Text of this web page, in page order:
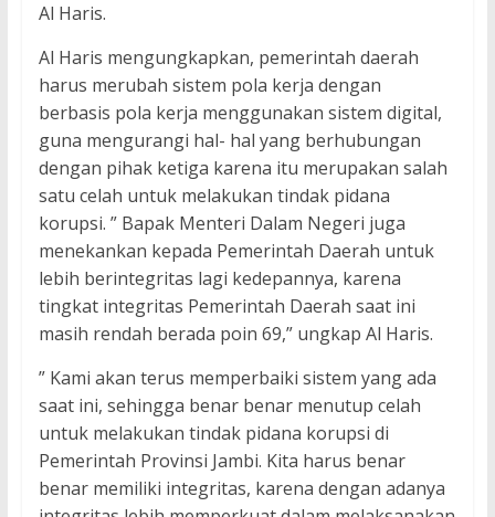
Al Haris.
Al Haris mengungkapkan, pemerintah daerah
harus merubah sistem pola kerja dengan
berbasis pola kerja menggunakan sistem digital,
guna mengurangi hal- hal yang berhubungan
dengan pihak ketiga karena itu merupakan salah
satu celah untuk melakukan tindak pidana
korupsi. ” Bapak Menteri Dalam Negeri juga
menekankan kepada Pemerintah Daerah untuk
lebih berintegritas lagi kedepannya, karena
tingkat integritas Pemerintah Daerah saat ini
masih rendah berada poin 69,” ungkap Al Haris.
” Kami akan terus memperbaiki sistem yang ada
saat ini, sehingga benar benar menutup celah
untuk melakukan tindak pidana korupsi di
Pemerintah Provinsi Jambi. Kita harus benar
benar memiliki integritas, karena dengan adanya